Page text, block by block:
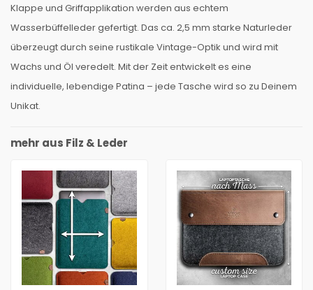
Klappe und Griffapplikation werden aus echtem
Wasserbüffelleder gefertigt. Das ca. 2,5 mm starke Naturleder
überzeugt durch seine rustikale Vintage-Optik und wird mit
Wachs und Öl veredelt. Mit der Zeit entwickelt es eine
individuelle, lebendige Patina – jede Tasche wird so zu Deinem
Unikat.
mehr aus Filz & Leder